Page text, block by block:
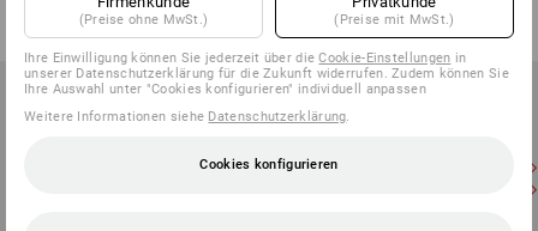
(m. MwSt.) ab 2 Stück Grundpreis:36,49 €/L
(m. MwSt.) ab 5 Stück
(Preise ohne MwSt.) (Preise mit MwSt.)
Ihre Einwilligung können Sie jederzeit über dieCookie-Einstellungen in
unserer Datenschutzerklärung für die Zukunft widerrufen. Zudem können Sie
Ihre Auswahl unter "Cookies konfigurieren" individuell anpassen
Weitere Informationen siehe Datenschutzerklärung.
Cookies konfigurieren